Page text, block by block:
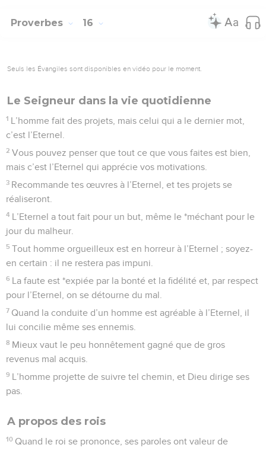
Proverbes 16
Seuls les Évangiles sont disponibles en vidéo pour le moment.
Le Seigneur dans la vie quotidienne
1 L’homme fait des projets, mais celui qui a le dernier mot,
c’est l’Eternel.
2 Vous pouvez penser que tout ce que vous faites est bien,
mais c’est l’Eternel qui apprécie vos motivations.
3 Recommande tes œuvres à l’Eternel, et tes projets se
réaliseront.
4 L’Eternel a tout fait pour un but, même le *méchant pour le
jour du malheur.
5 Tout homme orgueilleux est en horreur à l’Eternel ; soyez-
en certain : il ne restera pas impuni.
6 La faute est *expiée par la bonté et la fidélité et, par respect
pour l’Eternel, on se détourne du mal.
7 Quand la conduite d’un homme est agréable à l’Eternel, il
lui concilie même ses ennemis.
8 Mieux vaut le peu honnêtement gagné que de gros
revenus mal acquis.
9 L’homme projette de suivre tel chemin, et Dieu dirige ses
pas.
A propos des rois
10 Quand le roi se prononce, ses paroles ont valeur de